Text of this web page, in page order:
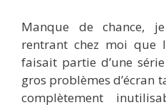
Manque de chance,
rentrant chez moi que
faisait partie d’une
gros problèmes d’écran
complètement